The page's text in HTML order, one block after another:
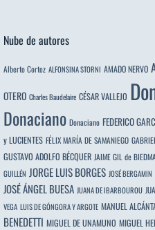
Nube de autores
Alberto Cortez ALFONSINA STORNI AMADO NERVO
OTERO Charles Baudelaire CÉSAR VALLEJO
Donaciano Donaciano FEDERICO
y LUCIENTES FÉLIX MARÍA DE SAMANIEGO
GUSTAVO ADOLFO BÉCQUER JAIME GIL de BIEDMA
GUILLÉN JORGE LUIS BORGES JOSÉ BERGAMIN
JOSÉ ÁNGEL BUESA JUANA DE IBARBOUROU
VEGA LUIS DE GÓNGORA Y ARGOTE MANUEL
BENEDETTI MIGUEL DE UNAMUNO MIGUEL